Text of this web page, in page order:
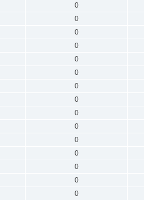
0
0
0
0
0
0
0
0
0
0
0
0
0
0
0